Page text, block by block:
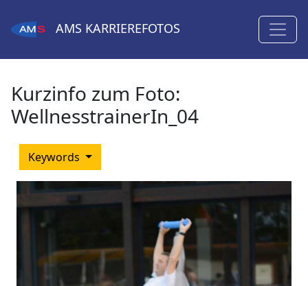
AMS KARRIEREFOTOS
Kurzinfo zum Foto:
WellnesstrainerIn_04
Keywords